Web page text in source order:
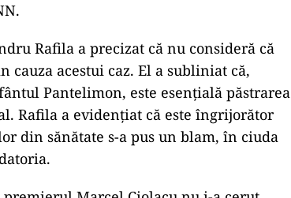
Rafila a precizat că nu consideră că
acestui caz. El a subliniat că,
Pantelimon, este esențială păstrarea
Rafila a evidențiat că este îngrijorător
din sănătate s-a pus un blam, în ciuda